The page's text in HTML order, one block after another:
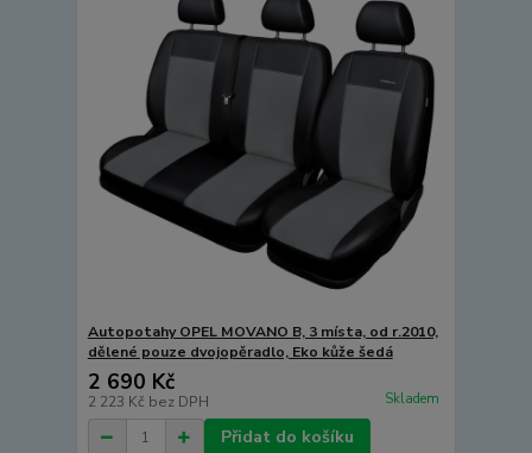
Autopotahy OPEL MOVANO B, 3 místa, od r.2010,
dělené pouze dvojopěradlo, Eko kůže šedá
2 690 Kč
2 223 Kč bez DPH Skladem
Přidat do košíku